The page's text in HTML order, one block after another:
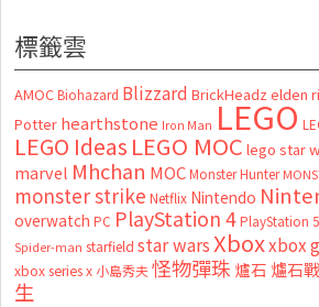
標籤雲
AMOC Biohazard Blizzard BrickHeadz elden
Potter hearthstone Iron Man LEGO
LEGO Ideas LEGO MOC lego star
marvel Mhchan MOC Monster Hunter
monster strike Netflix Nintendo
overwatch PC PlayStation 4 PlayStation 5
Spider-man starfield star warsXboxxbox
xbox series x 小島秀夫怪物彈珠 爐石 爐石
生